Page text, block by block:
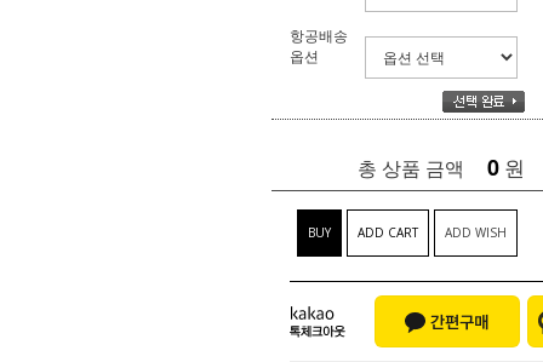
항공배송
옵션
총 상품 금액 0 원
BUY ADD CART ADD WISH